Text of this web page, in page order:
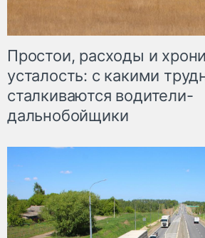
Простои, расходы и
усталость: с какими
сталкиваются водители-
дальнобойщики